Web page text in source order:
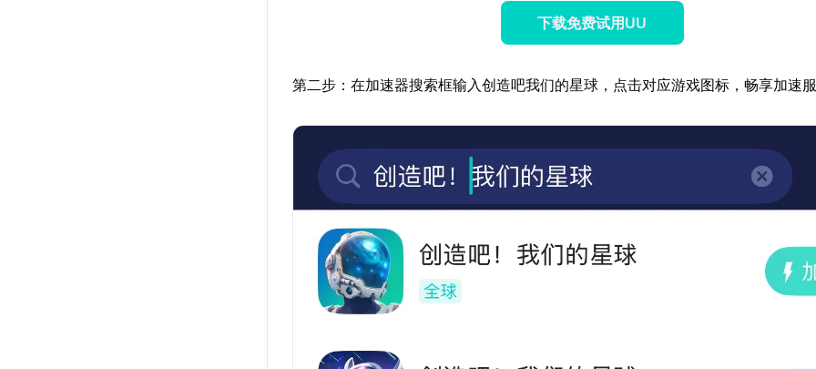
下载免费试用UU
第二步：在加速器搜索框输入创造吧我们的星球，点击对应游戏图标，畅享加速